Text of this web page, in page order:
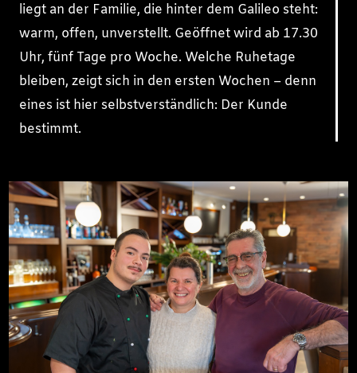
liegt an der Familie, die hinter dem Galileo steht:
warm, offen, unverstellt. Geöffnet wird ab 17.30
Uhr, fünf Tage pro Woche. Welche Ruhetage
bleiben, zeigt sich in den ersten Wochen – denn
eines ist hier selbstverständlich: Der Kunde
bestimmt.